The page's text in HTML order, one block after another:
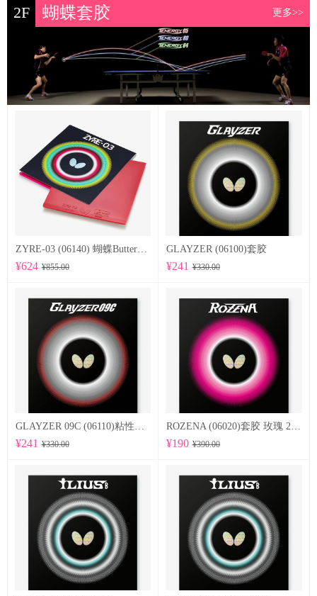
2F 蝴蝶套胶 更多>>
ZYRE-03 (06140) 蝴蝶Butterfly 专业反胶套胶
¥624 ¥855.00
GLAYZER (06100)套胶
¥241 ¥330.00
GLAYZER 09C (06110)粘性套胶
¥241 ¥330.00
ROZENA (06020)套胶 玫瑰 2.1mm
¥190 ¥390.00